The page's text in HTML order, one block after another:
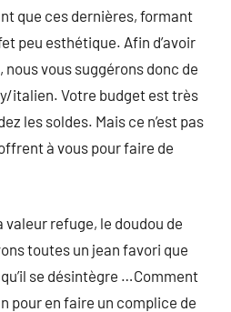
que ces dernières, formant
peu esthétique. Afin d’avoir
vous suggérons donc de
italien. Votre budget est très
les soldes. Mais ce n’est pas
à vous pour faire de
valeur refuge, le doudou de
toutes un jean favori que
se désintègre …Comment
pour en faire un complice de